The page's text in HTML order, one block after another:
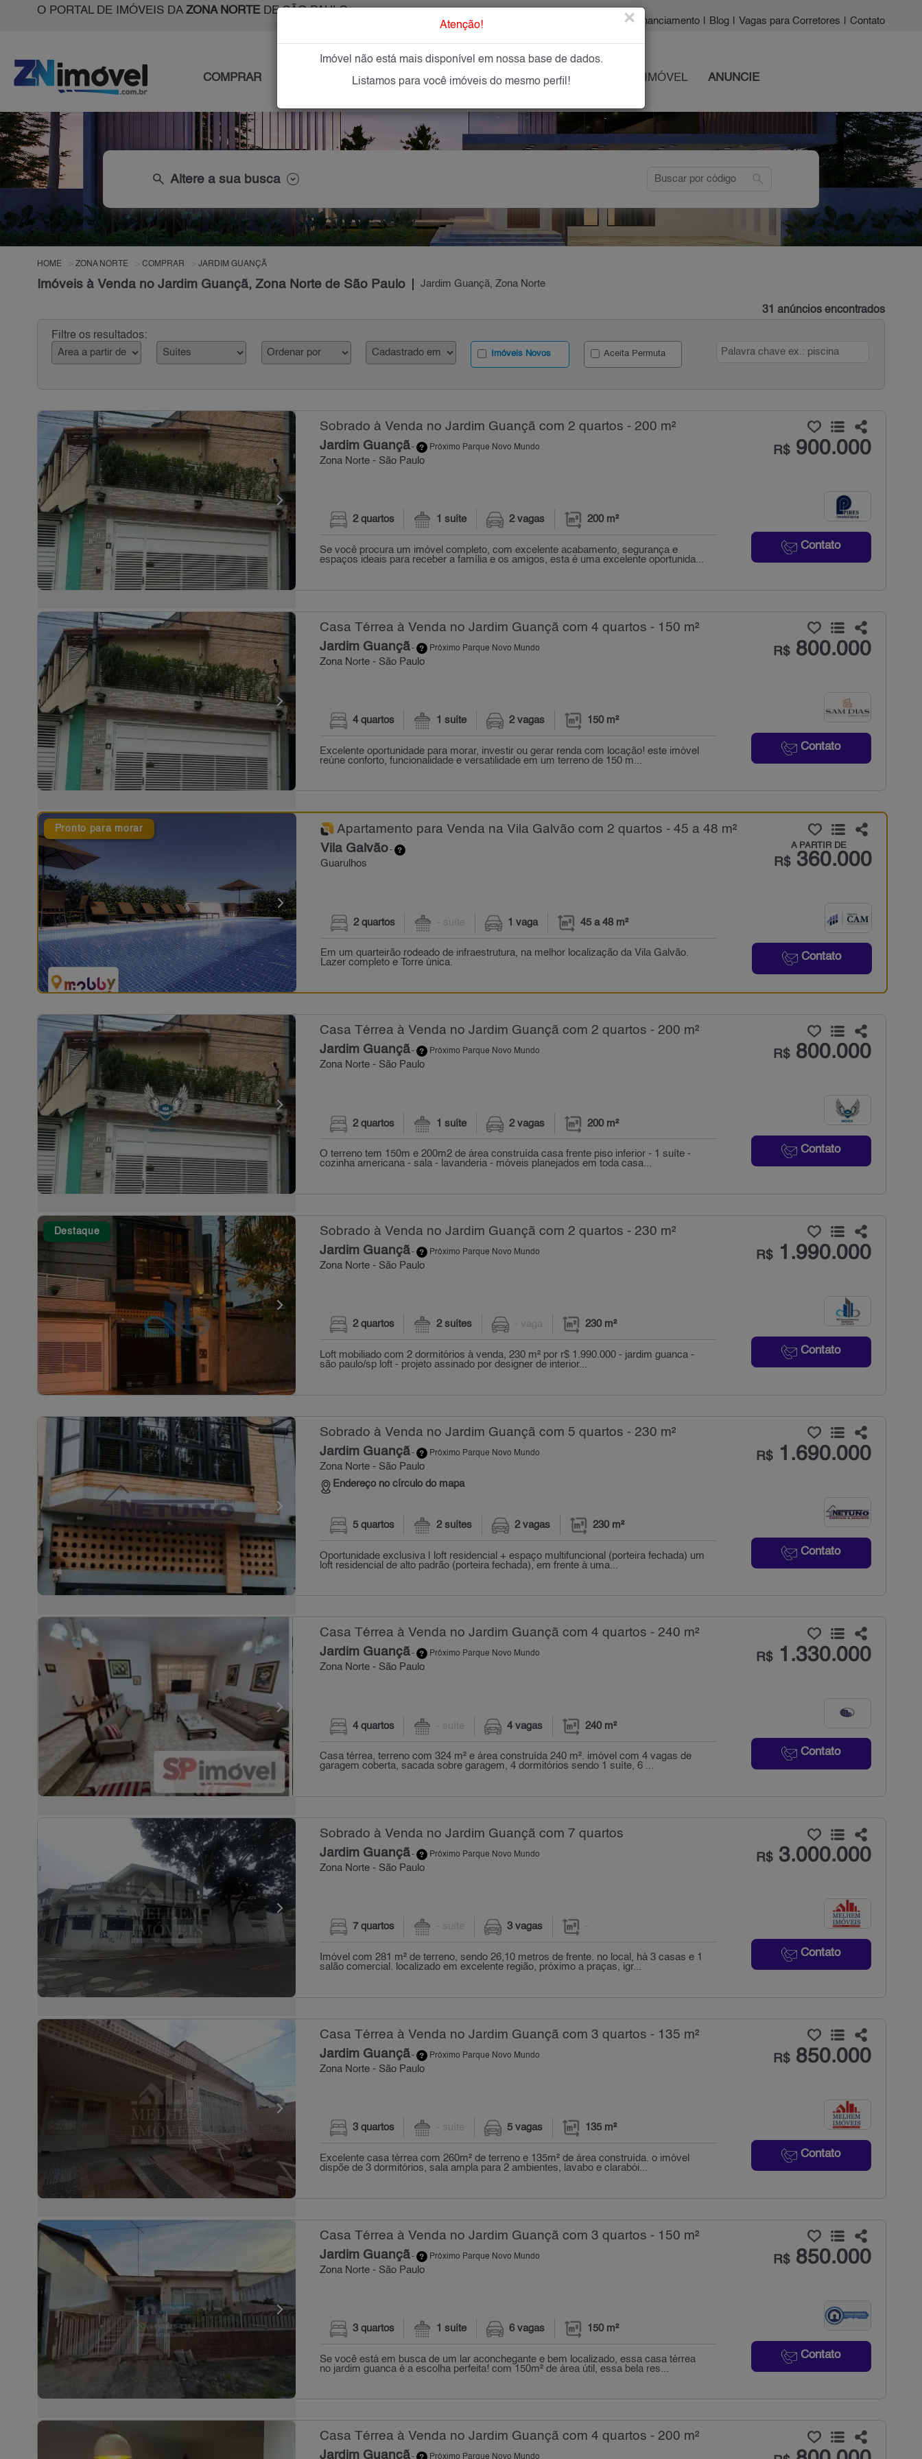
O PORTAL DE IMÓVEIS DA ZONA NORTEDE SÃO PAULO
| Financiamento Blog Vagas para Corretores Contato
COMPRAR IMÓVEIS NOVOS IMOBILIÁRIAS OFEREÇA SEU IMÓVEL ANUNCIE
search Altere a sua busca search
HOME ZONA NORTE COMPRAR JARDIM GUANÇÃ
Imóveis à Venda no Jardim Guançã, Zona Norte de São Paulo Jardim Guançã, Zona Norte
31 anúncios encontrados
Filtre os resultados:
Imóveis Novos Aceita Permuta
Sobrado à Venda no Jardim Guançã com 2 quartos - 200 m²
Jardim Guançã- Próximo Parque Novo Mundo
Zona Norte - São Paulo
R$900.000
Contato
2 quartos 1 suíte 2 vagas 200 m²
Se você procura um imóvel completo, com excelente acabamento, segurança e
espaços ideais para receber a família e os amigos, esta é uma excelente oportunida...
Casa Térrea à Venda no Jardim Guançã com 4 quartos - 150 m²
Jardim Guançã- Próximo Parque Novo Mundo
Zona Norte - São Paulo
R$800.000
Contato
4 quartos 1 suíte 2 vagas 150 m²
Excelente oportunidade para morar, investir ou gerar renda com locação! este imóvel
reúne conforto, funcionalidade e versatilidade em um terreno de 150 m...
Pronto para morar Apartamento para Venda na Vila Galvão com 2 quartos - 45 a 48 m²
Vila Galvão-
Guarulhos
A PARTIR DE
R$360.000
Contato
2 quartos - suíte 1 vaga 45 a 48 m²
Em um quarteirão rodeado de infraestrutura, na melhor localização da Vila Galvão.
Lazer completo e Torre única.
Casa Térrea à Venda no Jardim Guançã com 2 quartos - 200 m²
Jardim Guançã- Próximo Parque Novo Mundo
Zona Norte - São Paulo
R$800.000
Contato
2 quartos 1 suíte 2 vagas 200 m²
O terreno tem 150m e 200m2 de área construída casa frente piso inferior - 1 suíte -
cozinha americana - sala - lavanderia - móveis planejados em toda casa...
Destaque Sobrado à Venda no Jardim Guançã com 2 quartos - 230 m²
Jardim Guançã- Próximo Parque Novo Mundo
Zona Norte - São Paulo
R$1.990.000
Contato
2 quartos 2 suítes - vaga 230 m²
Loft mobiliado com 2 dormitórios à venda, 230 m² por r$ 1.990.000 - jardim guanca -
são paulo/sp loft - projeto assinado por designer de interior...
Sobrado à Venda no Jardim Guançã com 5 quartos - 230 m²
Jardim Guançã- Próximo Parque Novo Mundo
Zona Norte - São Paulo
Endereço no círculo do mapa
R$1.690.000
Contato
5 quartos 2 suítes 2 vagas 230 m²
Oportunidade exclusiva | loft residencial + espaço multifuncional (porteira fechada) um
loft residencial de alto padrão (porteira fechada), em frente à uma...
Casa Térrea à Venda no Jardim Guançã com 4 quartos - 240 m²
Jardim Guançã- Próximo Parque Novo Mundo
Zona Norte - São Paulo
R$1.330.000
Contato
4 quartos - suíte 4 vagas 240 m²
Casa térrea, terreno com 324 m² e área construída 240 m². imóvel com 4 vagas de
garagem coberta, sacada sobre garagem, 4 dormitórios sendo 1 suíte, 6 ...
Sobrado à Venda no Jardim Guançã com 7 quartos
Jardim Guançã- Próximo Parque Novo Mundo
Zona Norte - São Paulo
R$3.000.000
Contato
7 quartos - suíte 3 vagas -
Imóvel com 281 m² de terreno, sendo 26,10 metros de frente. no local, há 3 casas e 1
salão comercial. localizado em excelente região, próximo a praças, igr...
Casa Térrea à Venda no Jardim Guançã com 3 quartos - 135 m²
Jardim Guançã- Próximo Parque Novo Mundo
Zona Norte - São Paulo
R$850.000
Contato
3 quartos - suíte 5 vagas 135 m²
Excelente casa térrea com 260m² de terreno e 135m² de área construída. o imóvel
dispõe de 3 dormitórios, sala ampla para 2 ambientes, lavabo e clarabói...
Casa Térrea à Venda no Jardim Guançã com 3 quartos - 150 m²
Jardim Guançã- Próximo Parque Novo Mundo
Zona Norte - São Paulo
R$850.000
Contato
3 quartos 1 suíte 6 vagas 150 m²
Se você está em busca de um lar aconchegante e bem localizado, essa casa térrea
no jardim guanca é a escolha perfeita! com 150m² de área útil, essa bela res...
Casa Térrea à Venda no Jardim Guançã com 4 quartos - 200 m²
Jardim Guançã- Próximo Parque Novo Mundo
Atenção! ×
Imóvel não está mais disponível em nossa base de dados.
Listamos para você imóveis do mesmo perfil!